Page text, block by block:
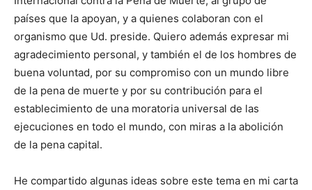
países que la apoyan, y a quienes colaboran con el
organismo que Ud. preside. Quiero además expresar mi
agradecimiento personal, y también el de los hombres de
buena voluntad, por su compromiso con un mundo libre
de la pena de muerte y por su contribución para el
establecimiento de una moratoria universal de las
ejecuciones en todo el mundo, con miras a la abolición
de la pena capital.
He compartido algunas ideas sobre este tema en mi carta